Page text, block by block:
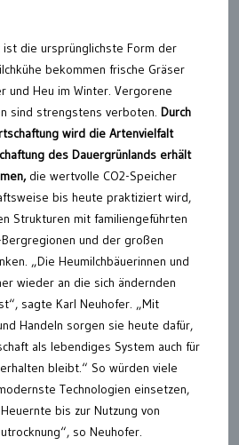
ist die ursprünglichste Form der
bekommen frische Gräser
und Heu im Winter. Vergorene
sind strengstens verboten. Durch
wird die Artenvielfalt
des Dauergrünlands erhält
die wertvolle CO2-Speicher
bis heute praktiziert wird,
Strukturen mit familiengeführten
und der großen
„Die Heumilchbäuerinnen und
wieder an die sich ändernden
sagte Karl Neuhofer. „Mit
Handeln sorgen sie heute dafür,
als lebendiges System auch für
bleibt.“ So würden viele
Technologien einsetzen,
bis zur Nutzung von
so Neuhofer.